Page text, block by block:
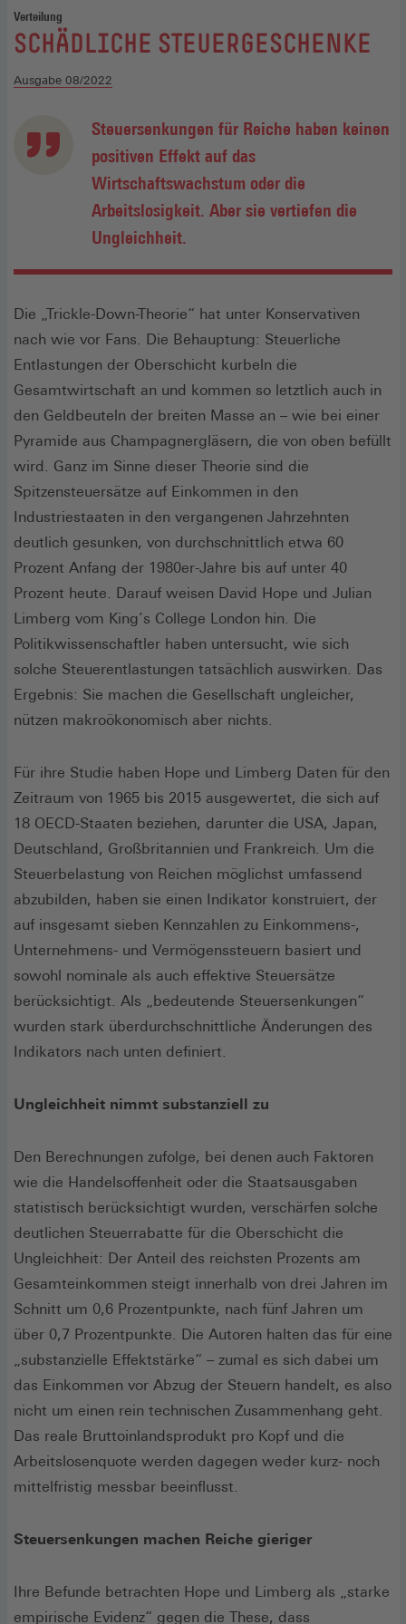
Verteilung
:
SCHÄDLICHE STEUERGESCHENKE
Ausgabe 08/2022
Steuersenkungen für Reiche haben keinen
positiven Effekt auf das
Wirtschaftswachstum oder die
Arbeitslosigkeit. Aber sie vertiefen die
Ungleichheit.
Die „Trickle-Down-Theorie“ hat unter Konservativen
nach wie vor Fans. Die Behauptung: Steuerliche
Entlastungen der Oberschicht kurbeln die
Gesamtwirtschaft an und kommen so letztlich auch in
den Geldbeuteln der breiten Masse an – wie bei einer
Pyramide aus Champagnergläsern, die von oben befüllt
wird. Ganz im Sinne dieser Theorie sind die
Spitzensteuersätze auf Einkommen in den
Industriestaaten in den vergangenen Jahrzehnten
deutlich gesunken, von durchschnittlich etwa 60
Prozent Anfang der 1980er-Jahre bis auf unter 40
Prozent heute. Darauf weisen David Hope und Julian
Limberg vom King’s College London hin. Die
Politikwissenschaftler haben untersucht, wie sich
solche Steuer­entlastungen tatsächlich auswirken. Das
Ergebnis: Sie machen die Gesellschaft ungleicher,
nützen makroökonomisch aber nichts.
Für ihre Studie haben Hope und Limberg Daten für den
Zeitraum von 1965 bis 2015 ausgewertet, die sich auf
18 OECD-Staaten beziehen, darunter die USA, Japan,
Deutschland, Großbritannien und Frankreich. Um die
Steuerbelastung von Reichen möglichst umfassend
abzubilden, haben sie einen Indikator konstruiert, der
auf insgesamt sieben Kennzahlen zu Einkommens-,
Unternehmens- und Vermögenssteuern basiert und
sowohl nominale als auch effektive Steuersätze
berücksichtigt. Als „bedeutende Steuersenkungen“
wurden stark überdurchschnittliche Änderungen des
Indikators nach unten definiert.
Ungleichheit nimmt substanziell zu
Den Berechnungen zufolge, bei denen auch Faktoren
wie die Handelsoffenheit oder die Staatsausgaben
statistisch berücksichtigt wurden, verschärfen solche
deutlichen Steuerrabatte für die Oberschicht die
Ungleichheit: Der Anteil des reichsten Prozents am
Gesamteinkommen steigt innerhalb von drei Jahren im
Schnitt um 0,6 Prozentpunkte, nach fünf Jahren um
über 0,7 Prozentpunkte. Die Autoren halten das für eine
„substanzielle Effektstärke“ – zumal es sich dabei um
das Einkommen vor Abzug der Steuern handelt, es also
nicht um einen rein technischen Zusammenhang geht.
Das reale Bruttoinlandsprodukt pro Kopf und die
Arbeitslosenquote werden dagegen weder kurz- noch
mittelfristig messbar beeinflusst.
Steuersenkungen machen Reiche gieriger
Ihre Befunde betrachten Hope und Limberg als „starke
empirische Evidenz“ gegen die These, dass